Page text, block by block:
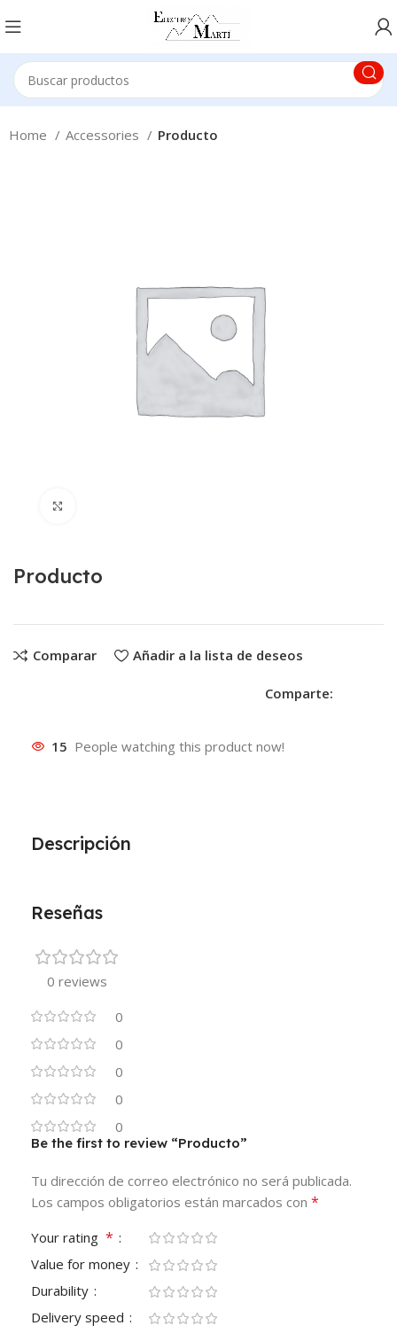
Home Accessories Producto
Producto
Comparar Añadir a la lista de deseos
Comparte:
15 People watching this product now!
Descripción
Reseñas
0 reviews
0
0
0
0
0
Be the first to review “Producto”
Tu dirección de correo electrónico no será publicada.
Los campos obligatorios están marcados con *
Your rating *
Value for money
Durability
Delivery speed